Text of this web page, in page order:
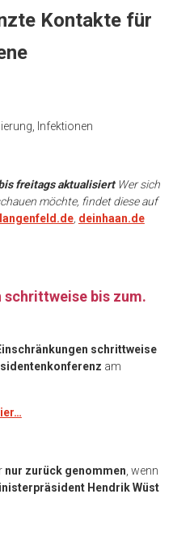
Kontakte für
Infektionen
freitags aktualisiert Wer sich
möchte, findet diese auf
, deinhaan.de
schrittweise bis zum.
schrittweise
am
nur zurück genommen , wenn
Hendrik Wüst